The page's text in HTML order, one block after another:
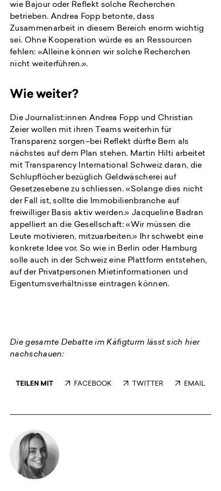
wie Bajour oder Reflekt solche Recherchen
betrieben. Andrea Fopp betonte, dass
Zusammenarbeit in diesem Bereich enorm wichtig
sei. Ohne Kooperation würde es an Ressourcen
fehlen: «Alleine können wir solche Recherchen
nicht weiterführen.».
Wie weiter?
Die Journalist:innen Andrea Fopp und Christian
Zeier wollen mit ihren Teams weiterhin für
Transparenz sorgen–bei Reflekt dürfte Bern als
nächstes auf dem Plan stehen. Martin Hilti arbeitet
mit Transparency International Schweiz daran, die
Schlupflöcher bezüglich Geldwäscherei auf
Gesetzesebene zu schliessen. «Solange dies nicht
der Fall ist, sollte die Immobilienbranche auf
freiwilliger Basis aktiv werden.» Jacqueline Badran
appelliert an die Gesellschaft: «Wir müssen die
Leute motivieren, mitzuarbeiten.» Ihr schwebt eine
konkrete Idee vor. So wie in Berlin oder Hamburg
solle auch in der Schweiz eine Plattform entstehen,
auf der Privatpersonen Mietinformationen und
Eigentumsverhältnisse eintragen können.
Die gesamte Debatte im Käfigturm lässt sich hier
nachschauen:
TEILEN MIT FACEBOOK TWITTER EMAIL